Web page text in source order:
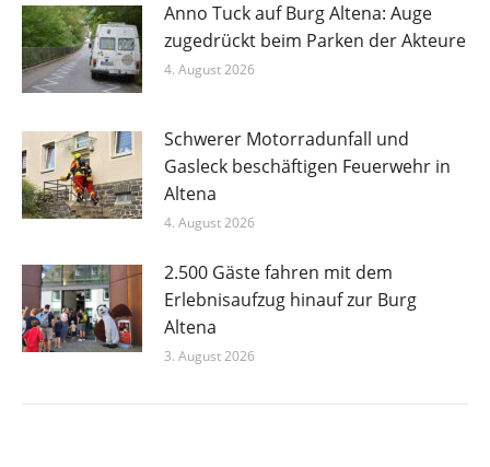
Anno Tuck auf Burg Altena: Auge
zugedrückt beim Parken der Akteure
4. August 2026
Schwerer Motorradunfall und
Gasleck beschäftigen Feuerwehr in
Altena
4. August 2026
2.500 Gäste fahren mit dem
Erlebnisaufzug hinauf zur Burg
Altena
3. August 2026